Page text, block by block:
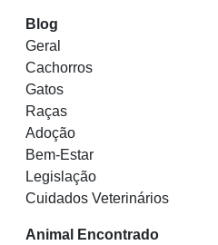
Blog
Geral
Cachorros
Gatos
Raças
Adoção
Bem-Estar
Legislação
Cuidados Veterinários
Animal Encontrado